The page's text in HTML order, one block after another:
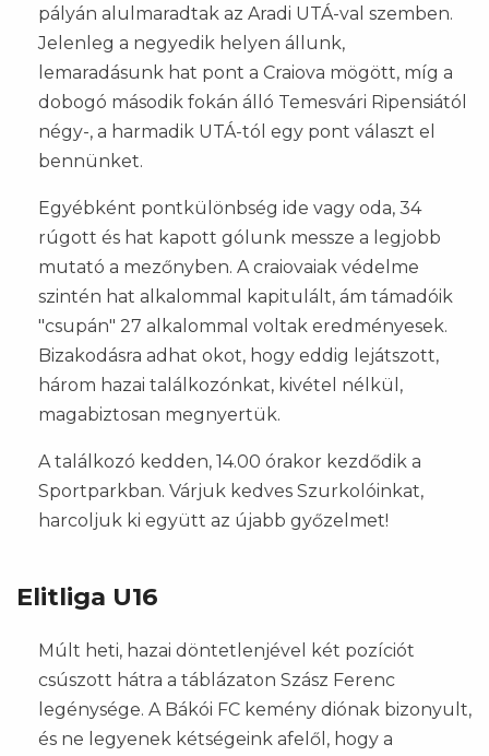
pályán alulmaradtak az Aradi UTÁ-val szemben.
Jelenleg a negyedik helyen állunk,
lemaradásunk hat pont a Craiova mögött, míg a
dobogó második fokán álló Temesvári Ripensiától
négy-, a harmadik UTÁ-tól egy pont választ el
bennünket.
Egyébként pontkülönbség ide vagy oda, 34
rúgott és hat kapott gólunk messze a legjobb
mutató a mezőnyben. A craiovaiak védelme
szintén hat alkalommal kapitulált, ám támadóik
"csupán" 27 alkalommal voltak eredményesek.
Bizakodásra adhat okot, hogy eddig lejátszott,
három hazai találkozónkat, kivétel nélkül,
magabiztosan megnyertük.
A találkozó kedden, 14.00 órakor kezdődik a
Sportparkban. Várjuk kedves Szurkolóinkat,
harcoljuk ki együtt az újabb győzelmet!
Elitliga U16
Múlt heti, hazai döntetlenjével két pozíciót
csúszott hátra a táblázaton Szász Ferenc
legénysége. A Bákói FC kemény diónak bizonyult,
és ne legyenek kétségeink afelől, hogy a